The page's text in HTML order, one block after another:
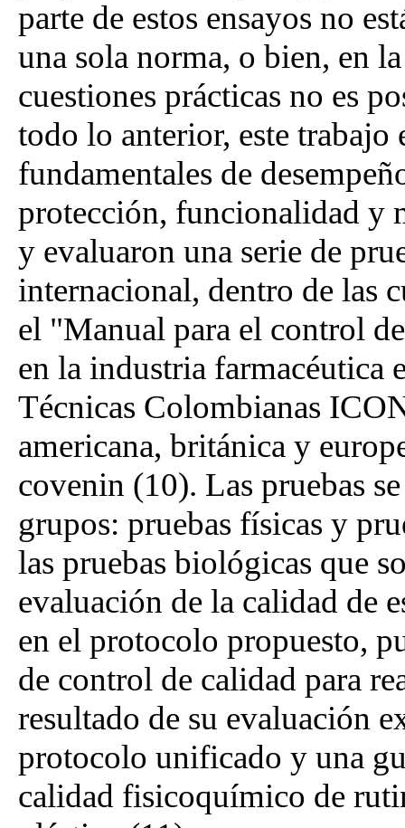
parte de estos ensayos no
una sola norma, o bien, en
cuestiones prácticas no es
todo lo anterior, este trabajo
fundamentales de
protección, funcionalidad y
y evaluaron una serie de
internacional, dentro de las
el "Manual para el control
en la industria farmacéutica
Técnicas Colombianas
americana, británica y
covenin (10). Las pruebas
grupos: pruebas físicas y
las pruebas biológicas que
evaluación de la calidad de
en el protocolo propuesto,
de control de calidad para
resultado de su evaluación
protocolo unificado y una
calidad fisicoquímico de